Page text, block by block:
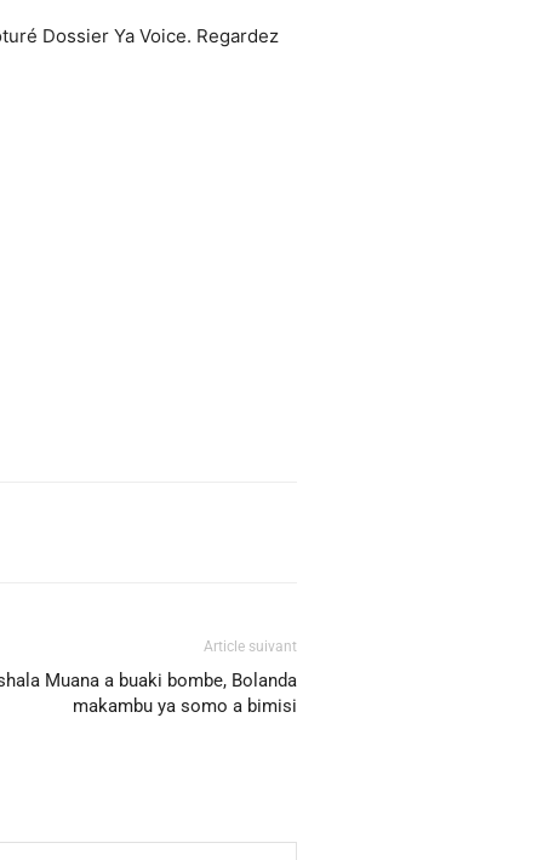
Dossier Ya Voice. Regardez
Article suivant
Muana a buaki bombe, Bolanda
makambu ya somo a bimisi